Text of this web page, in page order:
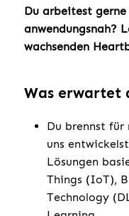
Du arbeitest
anwendungsnah?
wachsenden
Was erwartet
Du brennst für
uns
Lösungen
Things (IoT),
Technology